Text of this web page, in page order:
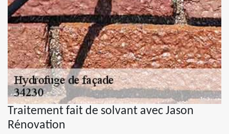
Traitement fait de solvant avec Jason
Rénovation